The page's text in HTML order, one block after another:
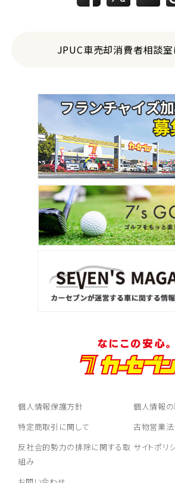
JPUC車売却消費者相談室
個人情報保護方針
個人情報
特定商取引に関して
古物営業
反社会的勢力の排除に関する取
組み
サイトポリ